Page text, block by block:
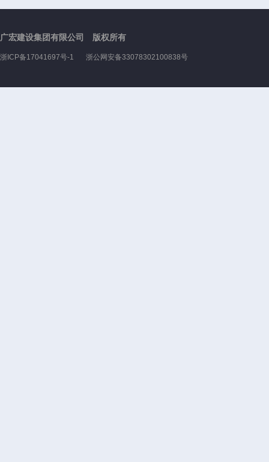
广宏建设集团有限公司 版权所有
浙ICP备17041697号-1 浙公网安备33078302100838号